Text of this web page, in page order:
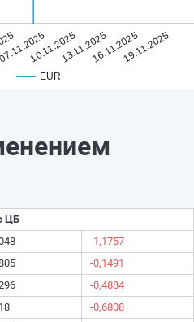
EUR
10.11.202513.11.202516.11.202519.11.2025
ЦБ
-1,1757
-0,1491
-0,4884
-0,6808